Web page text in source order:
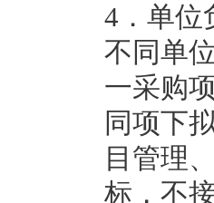
4．单位
不同单
一采购
同项下
目管理
标，不